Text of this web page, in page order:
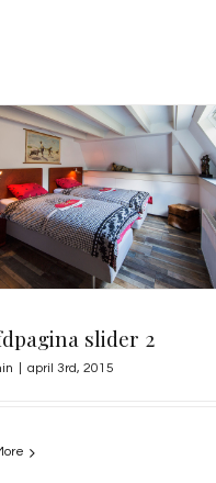
slider 2
april 3rd, 2015